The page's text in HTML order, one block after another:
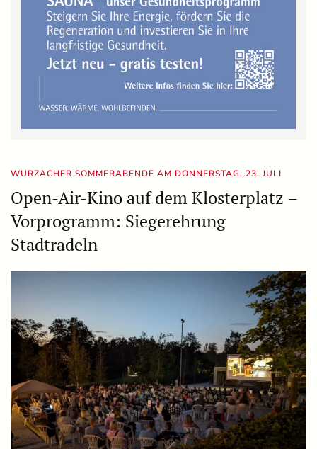
WURZACHER SOMMERABENDE AM DONNERSTAG, 23. JULI
Open-Air-Kino auf dem Klosterplatz –
Vorprogramm: Siegerehrung
Stadtradeln